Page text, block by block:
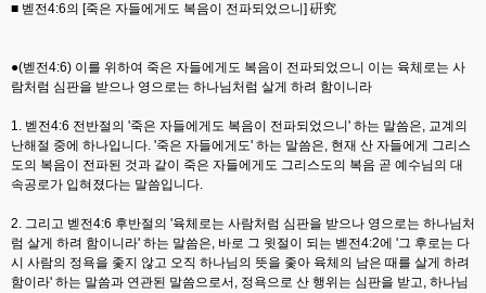
■ 벧전4:6의 [죽은 자들에게도 복음이 전파되었으니] 硏究
●(벧전4:6) 이를 위하여 죽은 자들에게도 복음이 전파되었으니 이는 육체로는 사
람처럼 심판을 받으나 영으로는 하나님처럼 살게 하려 함이니라
1. 벧전4:6 전반절의 '죽은 자들에게도 복음이 전파되었으니' 하는 말씀은, 교계의
난해절 중에 하나입니다. '죽은 자들에게도' 하는 말씀은, 현재 산 자들에게 그리스
도의 복음이 전파된 것과 같이 죽은 자들에게도 그리스도의 복음 곧 예수님의 대
속공로가 입혀졌다는 말씀입니다.
2. 그리고 벧전4:6 후반절의 '육체로는 사람처럼 심판을 받으나 영으로는 하나님처
럼 살게 하려 함이니라' 하는 말씀은, 바로 그 윗절이 되는 벧전4:2에 '그 후로는 다
시 사람의 정욕을 좇지 않고 오직 하나님의 뜻을 좇아 육체의 남은 때를 살게 하려
함이라' 하는 말씀과 연관된 말씀으로서, 정욕으로 산 행위는 심판을 받고, 하나님